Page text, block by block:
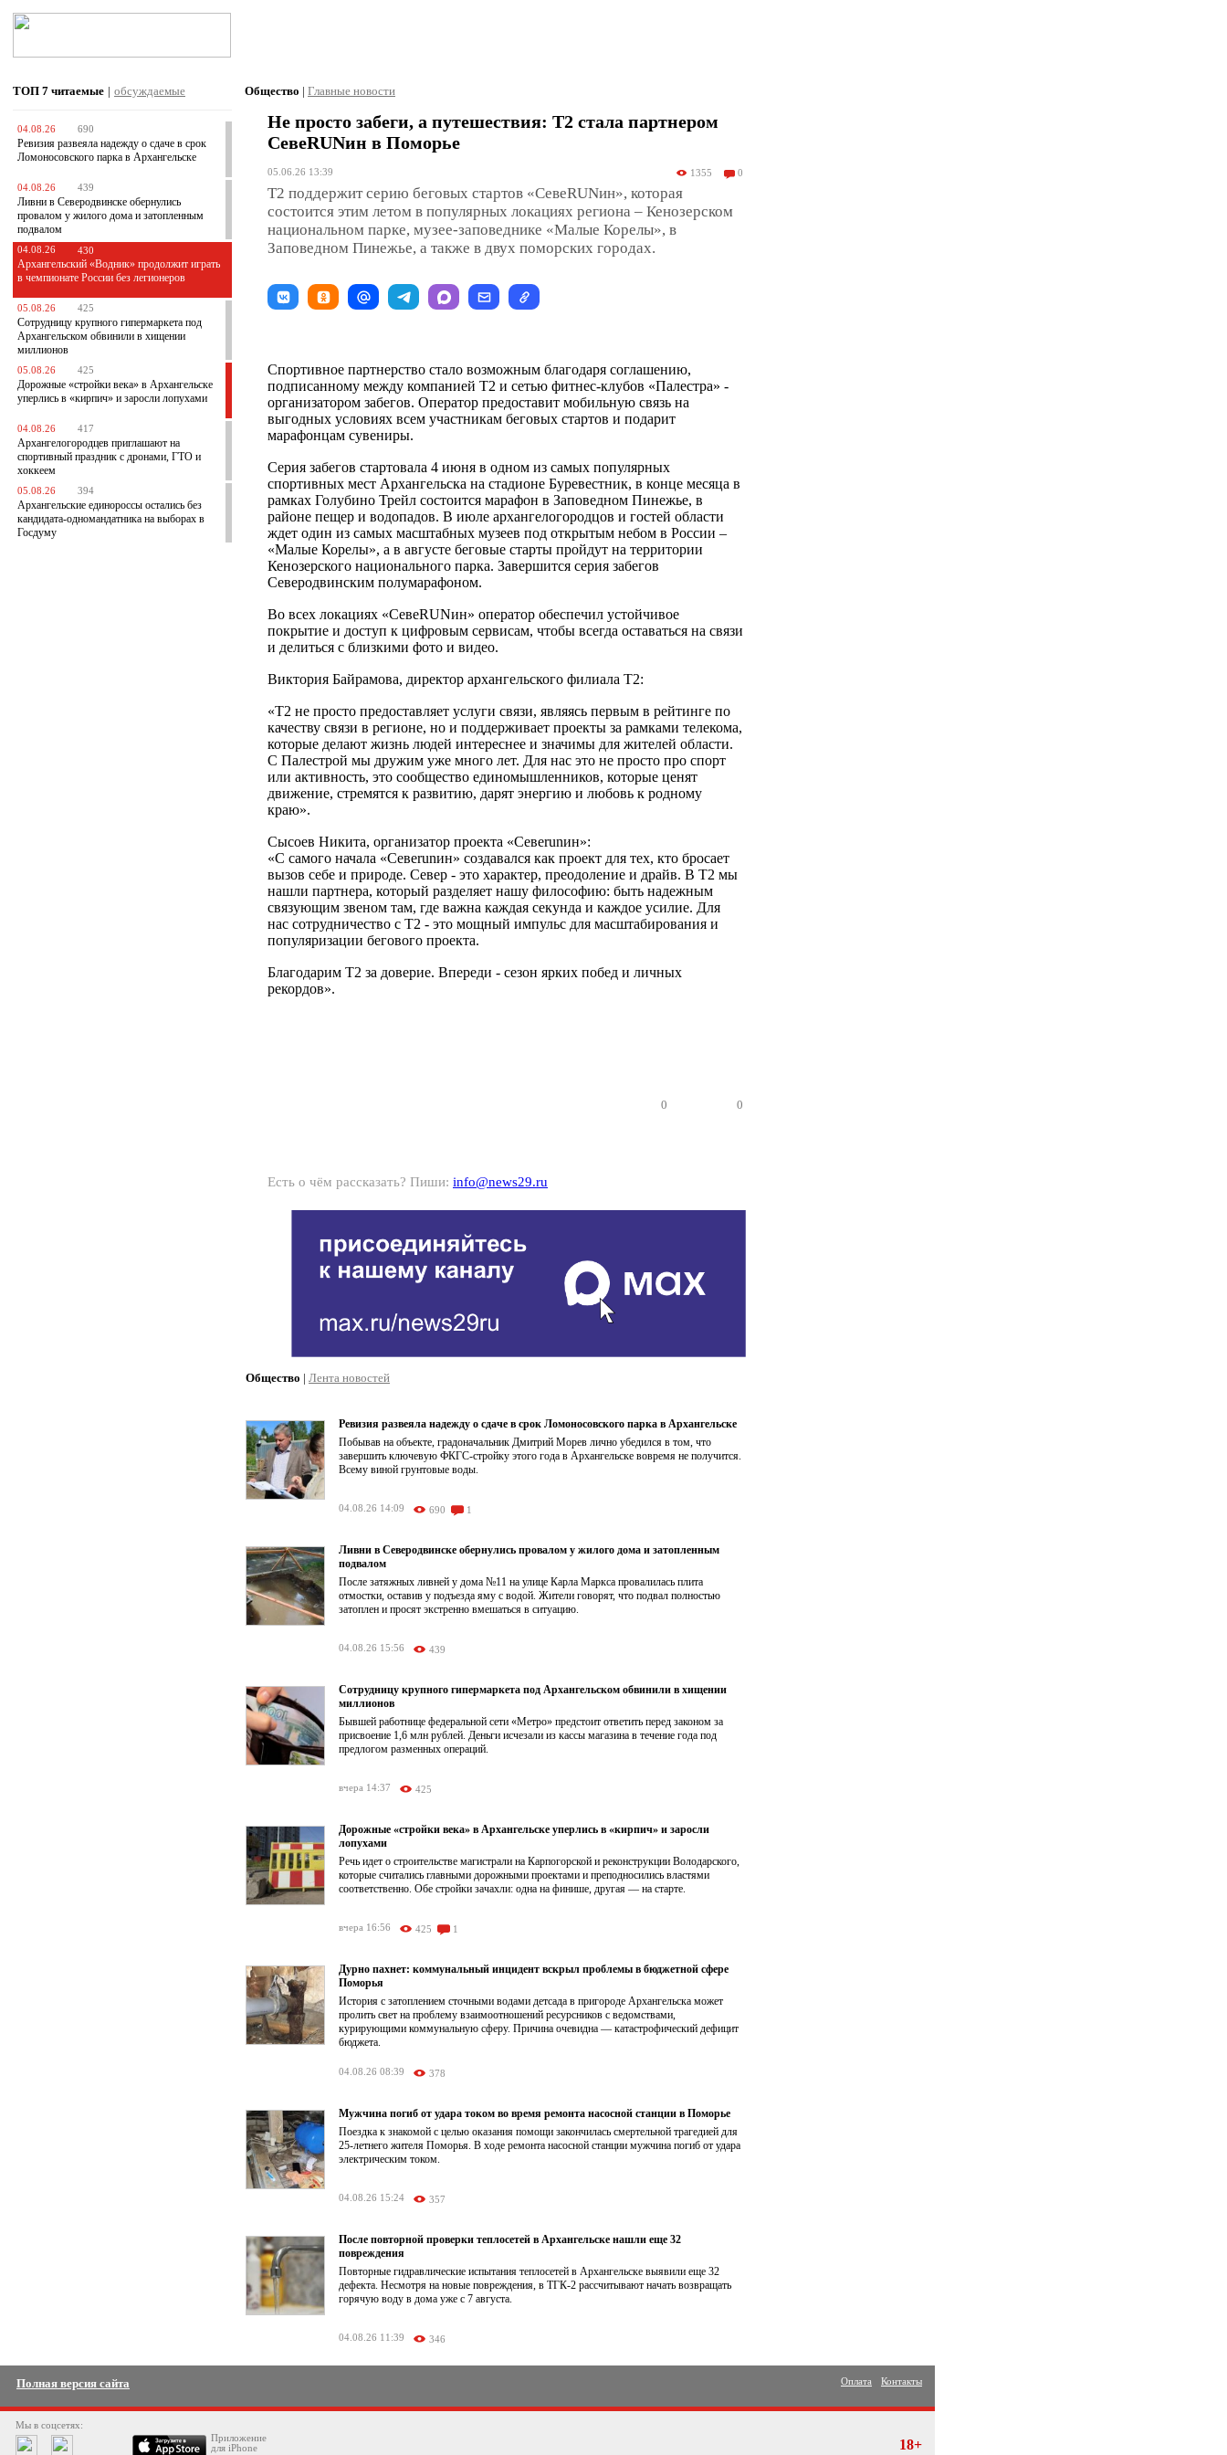
ТОП 7 читаемые | обсуждаемые
04.08.26 690
Ревизия развеяла надежду о сдаче в срок
Ломоносовского парка в Архангельске
04.08.26 439
Ливни в Северодвинске обернулись
провалом у жилого дома и затопленным
подвалом
04.08.26 430
Архангельский «Водник» продолжит играть
в чемпионате России без легионеров
05.08.26 425
Сотрудницу крупного гипермаркета под
Архангельском обвинили в хищении
миллионов
05.08.26 425
Дорожные «стройки века» в Архангельске
уперлись в «кирпич» и заросли лопухами
04.08.26 417
Архангелогородцев приглашают на
спортивный праздник с дронами, ГТО и
хоккеем
05.08.26 394
Архангельские единороссы остались без
кандидата-одномандатника на выборах в
Госдуму
Общество | Главные новости
Не просто забеги, а путешествия: T2 стала партнером
СевеRUNин в Поморье
05.06.26 13:39 1355 0
T2 поддержит серию беговых стартов «СевеRUNин», которая
состоится этим летом в популярных локациях региона – Кенозерском
национальном парке, музее-заповеднике «Малые Корелы», в
Заповедном Пинежье, а также в двух поморских городах.
Спортивное партнерство стало возможным благодаря соглашению,
подписанному между компанией T2 и сетью фитнес-клубов «Палестра» -
организатором забегов. Оператор предоставит мобильную связь на
выгодных условиях всем участникам беговых стартов и подарит
марафонцам сувениры.
Серия забегов стартовала 4 июня в одном из самых популярных
спортивных мест Архангельска на стадионе Буревестник, в конце месяца в
рамках Голубино Трейл состоится марафон в Заповедном Пинежье, в
районе пещер и водопадов. В июле архангелогородцов и гостей области
ждет один из самых масштабных музеев под открытым небом в России –
«Малые Корелы», а в августе беговые старты пройдут на территории
Кенозерского национального парка. Завершится серия забегов
Северодвинским полумарафоном.
Во всех локациях «СевеRUNин» оператор обеспечил устойчивое
покрытие и доступ к цифровым сервисам, чтобы всегда оставаться на связи
и делиться с близкими фото и видео.
Виктория Байрамова, директор архангельского филиала T2:
«T2 не просто предоставляет услуги связи, являясь первым в рейтинге по
качеству связи в регионе, но и поддерживает проекты за рамками телекома,
которые делают жизнь людей интереснее и значимы для жителей области.
С Палестрой мы дружим уже много лет. Для нас это не просто про спорт
или активность, это сообщество единомышленников, которые ценят
движение, стремятся к развитию, дарят энергию и любовь к родному
краю».
Сысоев Никита, организатор проекта «Севеrunин»:
«С самого начала «Севеrunин» создавался как проект для тех, кто бросает
вызов себе и природе. Север - это характер, преодоление и драйв. В T2 мы
нашли партнера, который разделяет нашу философию: быть надежным
связующим звеном там, где важна каждая секунда и каждое усилие. Для
нас сотрудничество с T2 - это мощный импульс для масштабирования и
популяризации бегового проекта.
Благодарим T2 за доверие. Впереди - сезон ярких побед и личных
рекордов».
0 0
Есть о чём рассказать? Пиши: info@news29.ru
Общество | Лента новостей
Ревизия развеяла надежду о сдаче в срок Ломоносовского парка в Архангельске
Побывав на объекте, градоначальник Дмитрий Морев лично убедился в том, что
завершить ключевую ФКГС-стройку этого года в Архангельске вовремя не получится.
Всему виной грунтовые воды.
04.08.26 14:09 690 1
Ливни в Северодвинске обернулись провалом у жилого дома и затопленным
подвалом
После затяжных ливней у дома №11 на улице Карла Маркса провалилась плита
отмостки, оставив у подъезда яму с водой. Жители говорят, что подвал полностью
затоплен и просят экстренно вмешаться в ситуацию.
04.08.26 15:56 439
Сотрудницу крупного гипермаркета под Архангельском обвинили в хищении
миллионов
Бывшей работнице федеральной сети «Метро» предстоит ответить перед законом за
присвоение 1,6 млн рублей. Деньги исчезали из кассы магазина в течение года под
предлогом разменных операций.
вчера 14:37 425
Дорожные «стройки века» в Архангельске уперлись в «кирпич» и заросли
лопухами
Речь идет о строительстве магистрали на Карпогорской и реконструкции Володарского,
которые считались главными дорожными проектами и преподносились властями
соответственно. Обе стройки зачахли: одна на финише, другая — на старте.
вчера 16:56 425 1
Дурно пахнет: коммунальный инцидент вскрыл проблемы в бюджетной сфере
Поморья
История с затоплением сточными водами детсада в пригороде Архангельска может
пролить свет на проблему взаимоотношений ресурсников с ведомствами,
курирующими коммунальную сферу. Причина очевидна — катастрофический дефицит
бюджета.
04.08.26 08:39 378
Мужчина погиб от удара током во время ремонта насосной станции в Поморье
Поездка к знакомой с целью оказания помощи закончилась смертельной трагедией для
25-летнего жителя Поморья. В ходе ремонта насосной станции мужчина погиб от удара
электрическим током.
04.08.26 15:24 357
После повторной проверки теплосетей в Архангельске нашли еще 32
повреждения
Повторные гидравлические испытания теплосетей в Архангельске выявили еще 32
дефекта. Несмотря на новые повреждения, в ТГК-2 рассчитывают начать возвращать
горячую воду в дома уже с 7 августа.
04.08.26 11:39 346
Полная версия сайта Оплата Контакты
Мы в соцсетях:
Приложение
для iPhone
18+